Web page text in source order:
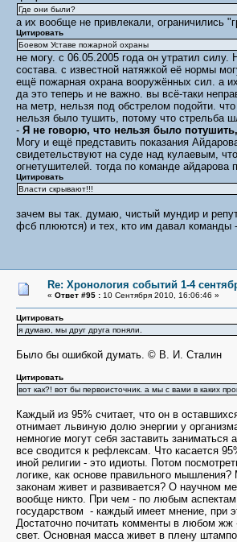
Где они были?
а их вообще не привлекали, ограничились
Цитировать
Боевом Уставе пожарной охраны
не могу. с 06.05.2005 года он утратил
состава. с известной натяжкой её нормы
ещё пожарная охрана вооружённых сил. а
да это теперь и не важно. вы всё-таки
на метр, нельзя под обстрелом подойти.
нельзя было тушить, потому что стрельба
- Я не говорю, что нельзя было
Могу и ещё представить показания
свидетельствуют на суде над кулаевым,
огнетушителей. тогда по команде
Цитировать
Власти скрывают!!!
зачем вы так. думаю, чистый мундир и
фсб плюются) и тех, кто им давал команды
Re: Хронология событий 1-4
« Ответ #95 : 10 Сентября 2010, 16:06:46 »
Цитировать
я думаю, мы друг друга поняли.
Было бы ошибкой думать. © В. И. Сталин
Цитировать
вот как?! вот бы первоисточник. а мы с вами в каких
Каждый из 95% считает, что он в
отнимает львиную долю энергии у
немногие могут себя заставить
все сводится к рефлексам. Что касается
иной религии - это идиоты. Потом
логике, как основе правильного
законам живет и развивается? О научном
вообще никто. При чем - по любым аспектам
государством - каждый имеет мнение, при
Достаточно почитать комменты в любом
свет. Основная масса живет в плену